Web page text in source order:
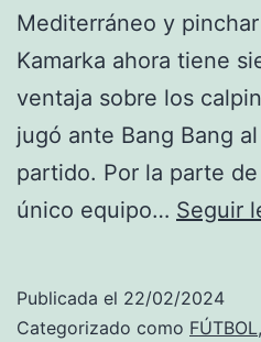
Mediterráneo y
Kamarka ahora tiene
ventaja sobre los
jugó ante Bang Bang
partido. Por la parte
único equipo… Seguir
Publicada el 22/02/2024
Categorizado como FÚTBOL,